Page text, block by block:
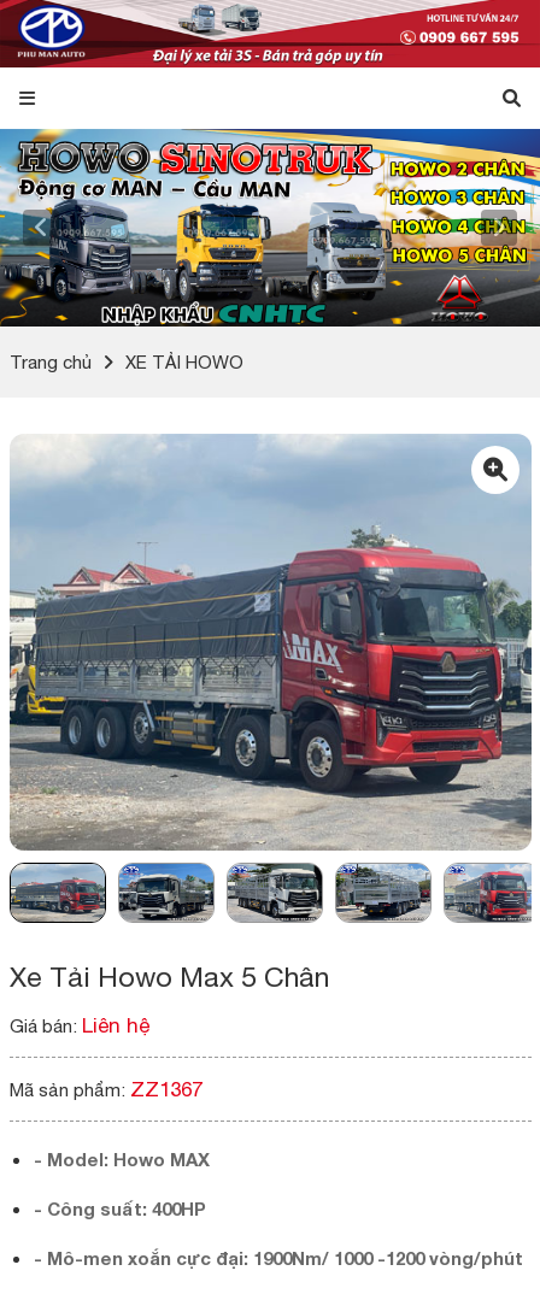
Trang chủ XE TẢI HOWO
Xe Tải Howo Max 5 Chân
Giá bán: Liên hệ
Mã sản phẩm: ZZ1367
- Model: Howo MAX
- Công suất: 400HP
- Mô-men xoắn cực đại: 1900Nm/ 1000 -1200 vòng/phút